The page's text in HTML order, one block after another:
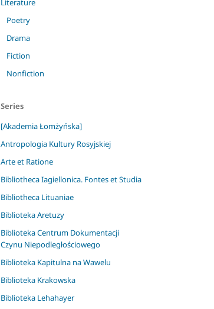
Literature
Poetry
Drama
Fiction
Nonfiction
Series
[Akademia Łomżyńska]
Antropologia Kultury Rosyjskiej
Arte et Ratione
Bibliotheca Iagiellonica. Fontes et Studia
Bibliotheca Lituaniae
Biblioteka Aretuzy
Biblioteka Centrum Dokumentacji
Czynu Niepodległościowego
Biblioteka Kapitulna na Wawelu
Biblioteka Krakowska
Biblioteka Lehahayer